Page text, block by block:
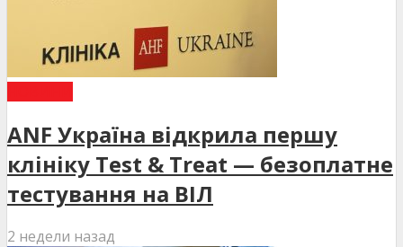
ANF Україна відкрила першу
клініку Test & Treat — безоплатне
тестування на ВІЛ
2 недели назад